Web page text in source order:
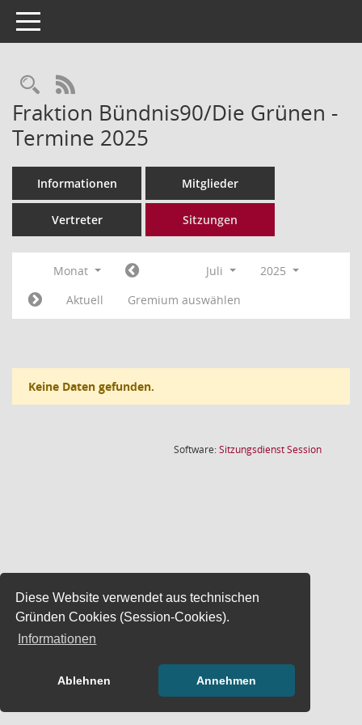
Diese Website verwendet aus technischen
Gründen Cookies (Session-Cookies).
Informationen
Ablehnen Annehmen
Toggle navigation
Rechercheauswahl
RSS-Feed
Fraktion Bündnis90/Die Grünen -
Termine 2025
Informationen Mitglieder
Vertreter Sitzungen
Monat Juli
2025
Aktuell
Gremium auswählen
Keine Daten gefunden.
Software:SitzungsdienstSession(Wird in